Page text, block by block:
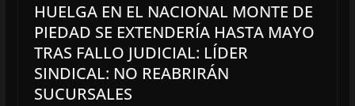
HUELGA EN EL NACIONAL MONTE DE
PIEDAD SE EXTENDERÍA HASTA MAYO
TRAS FALLO JUDICIAL: LÍDER
SINDICAL: NO REABRIRÁN
SUCURSALES